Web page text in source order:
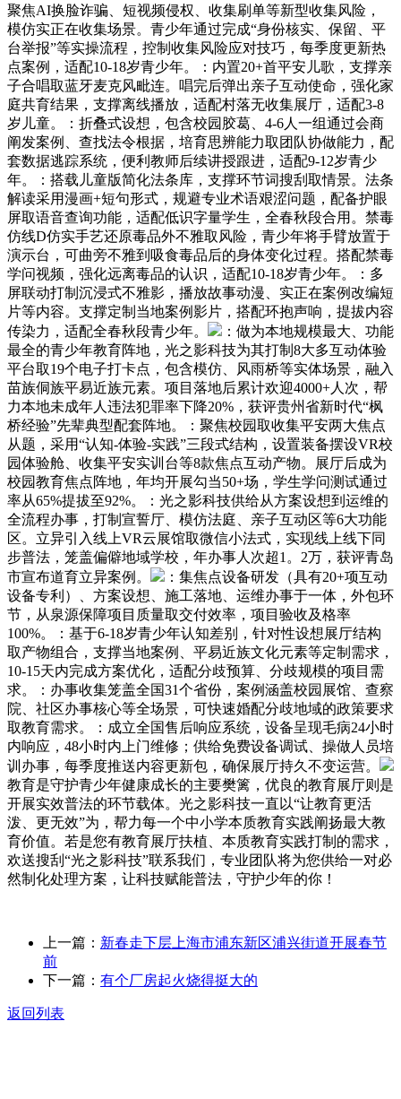
聚焦AI换脸诈骗、短视频侵权、收集刷单等新型收集风险，
模仿实正在收集场景。青少年通过完成“身份核实、保留、平
台举报”等实操流程，控制收集风险应对技巧，每季度更新热
点案例，适配10-18岁青少年。：内置20+首平安儿歌，支撑亲
子合唱取蓝牙麦克风毗连。唱完后弹出亲子互动使命，强化家
庭共育结果，支撑离线播放，适配村落无收集展厅，适配3-8
岁儿童。：折叠式设想，包含校园胶葛、4-6人一组通过会商
阐发案例、查找法令根据，培育思辨能力取团队协做能力，配
套数据逃踪系统，便利教师后续讲授跟进，适配9-12岁青少
年。：搭载儿童版简化法条库，支撑环节词搜刮取情景。法条
解读采用漫画+短句形式，规避专业术语艰涩问题，配备护眼
屏取语音查询功能，适配低识字量学生，全春秋段合用。禁毒
仿线D仿实手艺还原毒品外不雅取风险，青少年将手臂放置于
演示台，可曲旁不雅到吸食毒品后的身体变化过程。搭配禁毒
学问视频，强化远离毒品的认识，适配10-18岁青少年。：多
屏联动打制沉浸式不雅影，播放故事动漫、实正在案例改编短
片等内容。支撑定制当地案例影片，搭配环抱声响，提拔内容
传染力，适配全春秋段青少年。
：做为本地规模最大、功能
最全的青少年教育阵地，光之影科技为其打制8大多互动体验
平台取19个电子打卡点，包含模仿、风雨桥等实体场景，融入
苗族侗族平易近族元素。项目落地后累计欢迎4000+人次，帮
力本地未成年人违法犯罪率下降20%，获评贵州省新时代“枫
桥经验”先辈典型配套阵地。：聚焦校园取收集平安两大焦点
从题，采用“认知-体验-实践”三段式结构，设置装备摆设VR校
园体验舱、收集平安实训台等8款焦点互动产物。展厅后成为
校园教育焦点阵地，年均开展勾当50+场，学生学问测试通过
率从65%提拔至92%。：光之影科技供给从方案设想到运维的
全流程办事，打制宣誓厅、模仿法庭、亲子互动区等6大功能
区。立异引入线上VR云展馆取微信小法式，实现线上线下同
步普法，笼盖偏僻地域学校，年办事人次超1。2万，获评青岛
市宣布道育立异案例。
：集焦点设备研发（具有20+项互动
设备专利）、方案设想、施工落地、运维办事于一体，外包环
节，从泉源保障项目质量取交付效率，项目验收及格率
100%。：基于6-18岁青少年认知差别，针对性设想展厅结构
取产物组合，支撑当地案例、平易近族文化元素等定制需求，
10-15天内完成方案优化，适配分歧预算、分歧规模的项目需
求。：办事收集笼盖全国31个省份，案例涵盖校园展馆、查察
院、社区办事核心等全场景，可快速婚配分歧地域的政策要求
取教育需求。：成立全国售后响应系统，设备呈现毛病24小时
内响应，48小时内上门维修；供给免费设备调试、操做人员培
训办事，每季度推送内容更新包，确保展厅持久不变运营。
教育是守护青少年健康成长的主要樊篱，优良的教育展厅则是
开展实效普法的环节载体。光之影科技一直以“让教育更活
泼、更无效”为，帮力每一个中小学本质教育实践阐扬最大教
育价值。若是您有教育展厅扶植、本质教育实践打制的需求，
欢送搜刮“光之影科技”联系我们，专业团队将为您供给一对必
然制化处理方案，让科技赋能普法，守护少年的你！
上一篇： 新春走下层上海市浦东新区浦兴街道开展春节
前
下一篇： 有个厂房起火烧得挺大的
返回列表